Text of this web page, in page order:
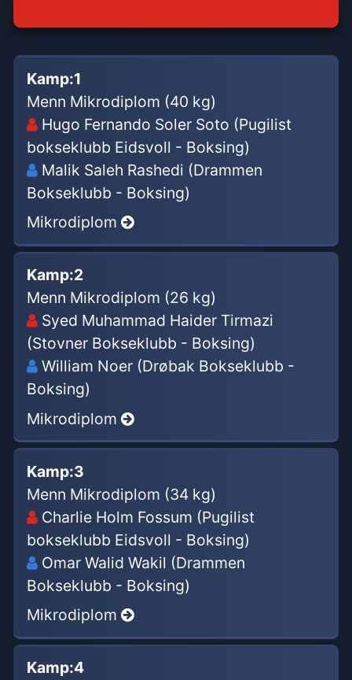
Kamp:1
Menn Mikrodiplom (40 kg)
Hugo Fernando Soler Soto (Pugilist
bokseklubb Eidsvoll - Boksing)
Malik Saleh Rashedi (Drammen
Bokseklubb - Boksing)
Mikrodiplom
Kamp:2
Menn Mikrodiplom (26 kg)
Syed Muhammad Haider Tirmazi
(Stovner Bokseklubb - Boksing)
William Noer (Drøbak Bokseklubb -
Boksing)
Mikrodiplom
Kamp:3
Menn Mikrodiplom (34 kg)
Charlie Holm Fossum (Pugilist
bokseklubb Eidsvoll - Boksing)
Omar Walid Wakil (Drammen
Bokseklubb - Boksing)
Mikrodiplom
Kamp:4